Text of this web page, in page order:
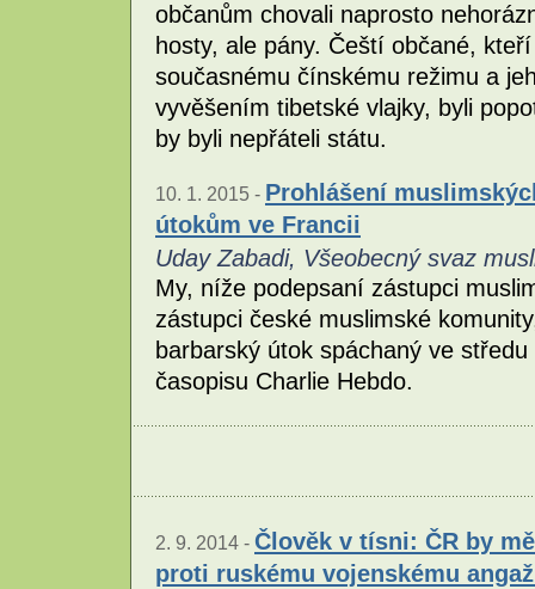
občanům chovali naprosto
hosty, ale pány. Čeští občané,
současnému čínskému režimu a
vyvěšením tibetské vlajky, byli
by byli nepřáteli státu.
10. 1. 2015 - Prohlášení
útokům ve Francii
Uday Zabadi, Všeobecný svaz
My, níže podepsaní zástupci
zástupci české muslimské
barbarský útok spáchaný ve
časopisu Charlie Hebdo.
2. 9. 2014 - Člověk v tísni: ČR by
proti ruskému vojenskému